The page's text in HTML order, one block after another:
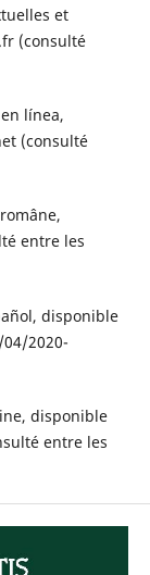
et
(consulté
línea,
(consulté
entre les
disponible
2020-
disponible
entre les